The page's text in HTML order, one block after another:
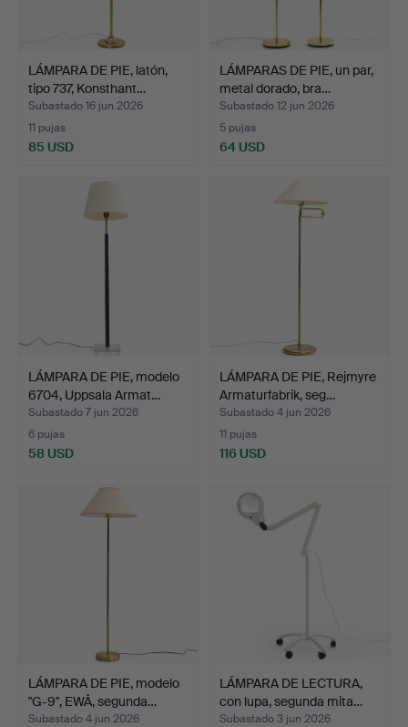
LÁMPARA DE PIE, latón,
tipo 737, Konsthant…
Subastado 16 jun 2026
11 pujas
85 USD
LÁMPARAS DE PIE, un par,
metal dorado, bra…
Subastado 12 jun 2026
5 pujas
64 USD
LÁMPARA DE PIE, modelo
6704, Uppsala Armat…
Subastado 7 jun 2026
6 pujas
58 USD
LÁMPARA DE PIE, Rejmyre
Armaturfabrik, seg…
Subastado 4 jun 2026
11 pujas
116 USD
LÁMPARA DE PIE, modelo
"G-9", EWÅ, segunda…
Subastado 4 jun 2026
LÁMPARA DE LECTURA,
con lupa, segunda mita…
Subastado 3 jun 2026